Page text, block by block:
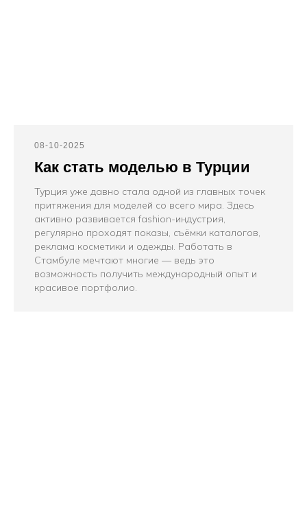
08-10-2025
Как стать моделью в Турции
Турция уже давно стала одной из главных точек
притяжения для моделей со всего мира. Здесь
активно развивается fashion-индустрия,
регулярно проходят показы, съёмки каталогов,
реклама косметики и одежды. Работать в
Стамбуле мечтают многие — ведь это
возможность получить международный опыт и
красивое портфолио.